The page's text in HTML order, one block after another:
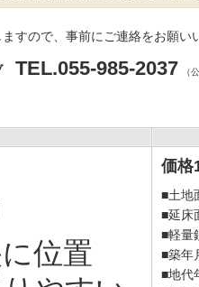
すので、事前にご連絡をお願い
TEL.055-985-2037 （
位置
価格
■土地
■延床
■軽量
■築年
■地代